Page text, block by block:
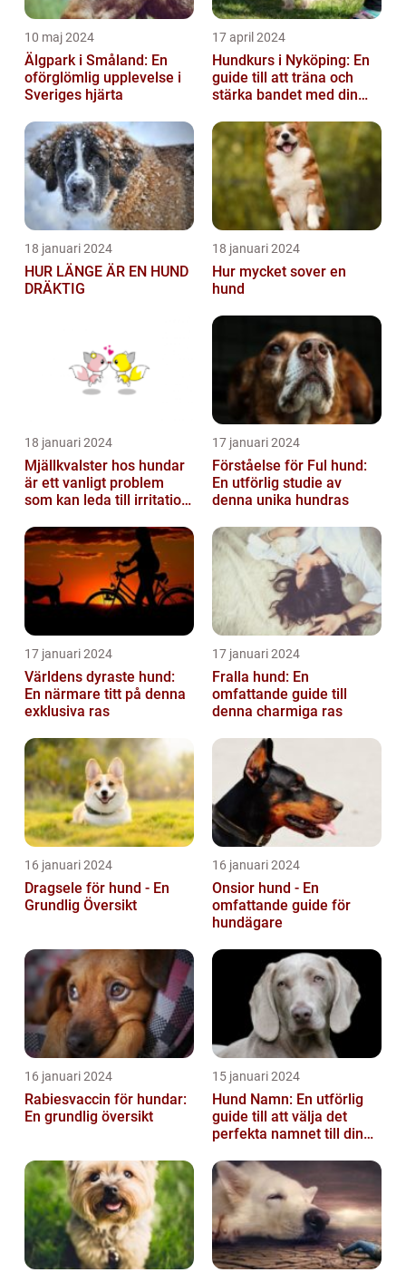
10 maj 2024
Älgpark i Småland: En
oförglömlig upplevelse i
Sveriges hjärta
17 april 2024
Hundkurs i Nyköping: En
guide till att träna och
stärka bandet med din
18 januari 2024
HUR LÄNGE ÄR EN HUND
DRÄKTIG
18 januari 2024
Hur mycket sover en
hund
18 januari 2024
Mjällkvalster hos hundar
är ett vanligt problem
som kan leda till irritation
hun...
17 januari 2024
Förståelse för Ful hund:
En utförlig studie av
denna unika hundras
17 januari 2024
Världens dyraste hund:
En närmare titt på denna
exklusiva ras
17 januari 2024
Fralla hund: En
omfattande guide till
denna charmiga ras
16 januari 2024
Dragsele för hund - En
Grundlig Översikt
16 januari 2024
Onsior hund - En
omfattande guide för
hundägare
16 januari 2024
Rabiesvaccin för hundar:
En grundlig översikt
15 januari 2024
Hund Namn: En utförlig
guide till att välja det
perfekta namnet till din